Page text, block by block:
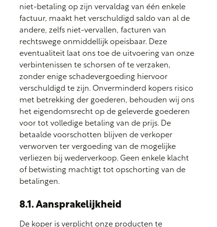
niet-betaling op zijn vervaldag van één enkele
factuur, maakt het verschuldigd saldo van al de
andere, zelfs niet-vervallen, facturen van
rechtswege onmiddellijk opeisbaar. Deze
eventualiteit laat ons toe de uitvoering van onze
verbintenissen te schorsen of te verzaken,
zonder enige schadevergoeding hiervoor
verschuldigd te zijn. Onverminderd kopers risico
met betrekking der goederen, behouden wij ons
het eigendomsrecht op de geleverde goederen
voor tot volledige betaling van de prijs. De
betaalde voorschotten blijven de verkoper
verworven ter vergoeding van de mogelijke
verliezen bij wederverkoop. Geen enkele klacht
of betwisting machtigt tot opschorting van de
betalingen.
8.1. Aansprakelijkheid
De koper is verplicht onze producten te